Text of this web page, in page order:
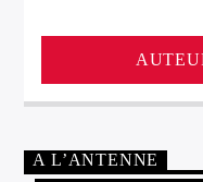
A L’ANTENNE